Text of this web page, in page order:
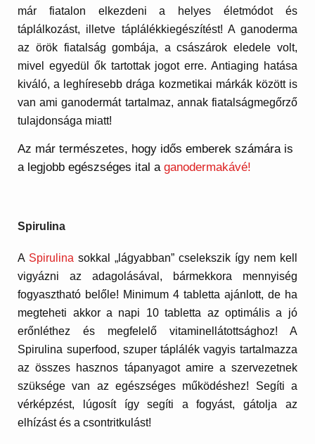
már fiatalon elkezdeni a helyes életmódot és
táplálkozást, illetve táplálékkiegészítést! A ganoderma
az örök fiatalság gombája, a császárok eledele volt,
mivel egyedül ők tartottak jogot erre. Antiaging hatása
kiváló, a leghíresebb drága kozmetikai márkák között is
van ami ganodermát tartalmaz, annak fiatalságmegőrző
tulajdonsága miatt!
Az már természetes, hogy idős emberek számára is
a legjobb egészséges ital aganodermakávé!
Spirulina
A Spirulina sokkal „lágyabban” cselekszik így nem kell
vigyázni az adagolásával, bármekkora mennyiség
fogyasztható belőle! Minimum 4 tabletta ajánlott, de ha
megteheti akkor a napi 10 tabletta az optimális a jó
erőnléthez és megfelelő vitaminellátottsághoz! A
Spirulina superfood, szuper táplálék vagyis tartalmazza
az összes hasznos tápanyagot amire a szervezetnek
szüksége van az egészséges működéshez! Segíti a
vérképzést, lúgosít így segíti a fogyást, gátolja az
elhízást és a csontritkulást!